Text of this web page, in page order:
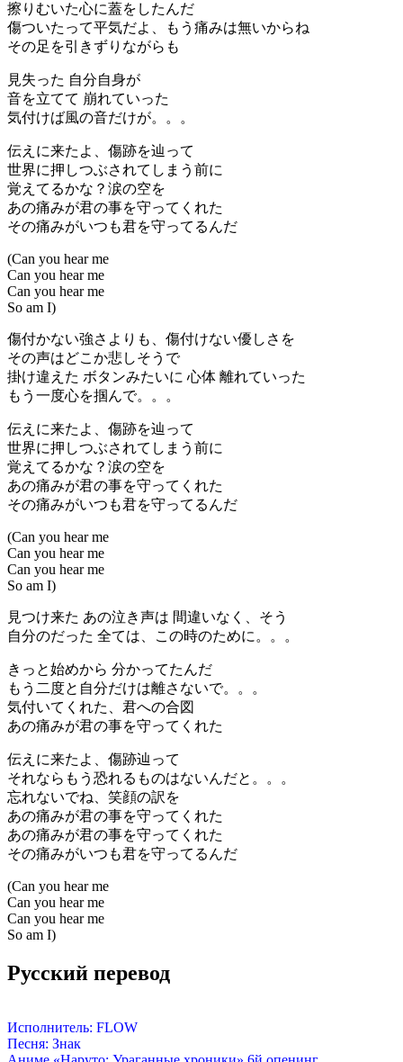
擦りむいた心に蓋をしたんだ
傷ついたって平気だよ、もう痛みは無いからね
その足を引きずりながらも
見失った 自分自身が
音を立てて 崩れていった
気付けば風の音だけが。。。
伝えに来たよ、傷跡を辿って
世界に押しつぶされてしまう前に
覚えてるかな？涙の空を
あの痛みが君の事を守ってくれた
その痛みがいつも君を守ってるんだ
(Can you hear me
Can you hear me
Can you hear me
So am I)
傷付かない強さよりも、傷付けない優しさを
その声はどこか悲しそうで
掛け違えた ボタンみたいに 心体 離れていった
もう一度心を掴んで。。。
伝えに来たよ、傷跡を辿って
世界に押しつぶされてしまう前に
覚えてるかな？涙の空を
あの痛みが君の事を守ってくれた
その痛みがいつも君を守ってるんだ
(Can you hear me
Can you hear me
Can you hear me
So am I)
見つけ来た あの泣き声は 間違いなく、そう
自分のだった 全ては、この時のために。。。
きっと始めから 分かってたんだ
もう二度と自分だけは離さないで。。。
気付いてくれた、君への合図
あの痛みが君の事を守ってくれた
伝えに来たよ、傷跡辿って
それならもう恐れるものはないんだと。。。
忘れないでね、笑顔の訳を
あの痛みが君の事を守ってくれた
あの痛みが君の事を守ってくれた
その痛みがいつも君を守ってるんだ
(Can you hear me
Can you hear me
Can you hear me
So am I)
Русский перевод
Исполнитель: FLOW
Песня: Знак